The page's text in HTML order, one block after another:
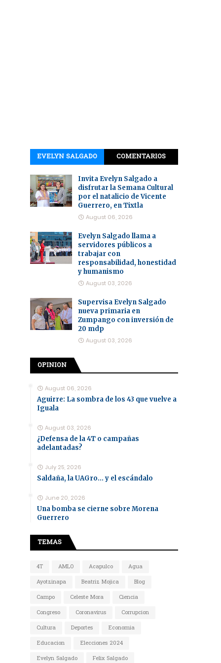
EVELYN SALGADO COMENTARIOS
Invita Evelyn Salgado a
disfrutar la Semana Cultural
por el natalicio de Vicente
Guerrero, en Tixtla
August 06, 2026
Evelyn Salgado llama a
servidores públicos a
trabajar con
responsabilidad, honestidad
y humanismo
August 03, 2026
Supervisa Evelyn Salgado
nueva primaria en
Zumpango con inversión de
20 mdp
August 03, 2026
OPINION
August 06, 2026
Aguirre: La sombra de los 43 que vuelve a
Iguala
August 03, 2026
¿Defensa de la 4T o campañas
adelantadas?
July 25, 2026
Saldaña, la UAGro... y el escándalo
June 20, 2026
Una bomba se cierne sobre Morena
Guerrero
TEMAS
4T AMLO Acapulco
Agua
Ayotzinapa
Beatriz Mojica
Blog
Campo
Celeste Mora
Ciencia
Congreso
Coronavirus
Corrupcion
Cultura
Deportes
Economia
Educacion
Elecciones 2024
Evelyn Salgado
Felix Salgado